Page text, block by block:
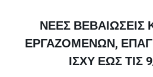
ΝΈΕΣ ΒΕΒΑΙΏΣΕΙΣ
ΕΡΓΑΖΟΜΈΝΩΝ,
ΙΣΧΎ ΈΩΣ ΤΙΣ